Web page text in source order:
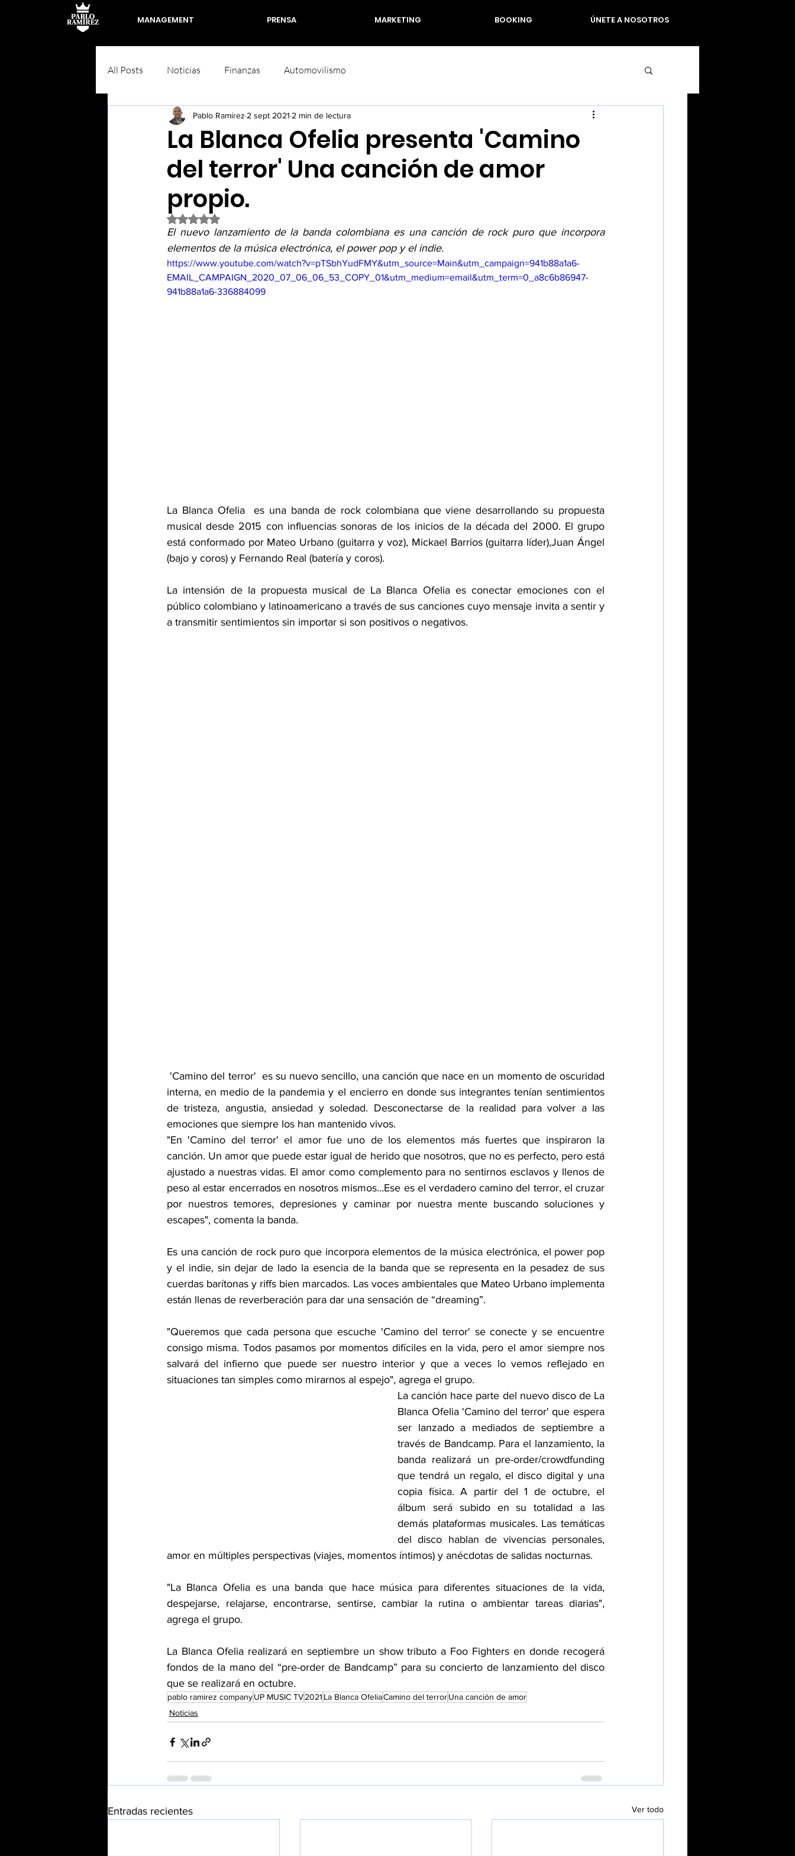
MANAGEMENT PRENSA MARKETING BOOKING ÚNETE A NOSOTROS
All Posts Noticias Finanzas Automovilismo
La Blanca Ofelia presenta 'Camino
del terror' Una canción de amor
propio.
Pablo Ramírez 2 sept 2021 2 min de lectura
Obtuvo NaN de 5 estrellas.
El nuevo lanzamiento de la banda colombiana es una canción de rock puro que incorpora
elementos de la música electrónica, el power pop y el indie.
https://www.youtube.com/watch?v=pTSbhYudFMY&utm_source=Main&utm_campaign=941b88a1a6-
EMAIL_CAMPAIGN_2020_07_06_06_53_COPY_01&utm_medium=email&utm_term=0_a8c6b86947-
941b88a1a6-336884099
La Blanca Ofelia  es una banda de rock colombiana que viene desarrollando su propuesta
musical desde 2015 con influencias sonoras de los inicios de la década del 2000. El grupo
está conformado por Mateo Urbano (guitarra y voz), Mickael Barrios (guitarra líder),Juan Ángel
(bajo y coros) y Fernando Real (batería y coros).
La intensión de la propuesta musical de La Blanca Ofelia es conectar emociones con el
público colombiano y latinoamericano a través de sus canciones cuyo mensaje invita a sentir y
a transmitir sentimientos sin importar si son positivos o negativos.
interna, en medio de la pandemia y el encierro en donde sus integrantes tenían sentimientos
de tristeza, angustia, ansiedad y soledad. Desconectarse de la realidad para volver a las
emociones que siempre los han mantenido vivos.
"En 'Camino del terror' el amor fue uno de los elementos más fuertes que inspiraron la
canción. Un amor que puede estar igual de herido que nosotros, que no es perfecto, pero está
ajustado a nuestras vidas. El amor como complemento para no sentirnos esclavos y llenos de
peso al estar encerrados en nosotros mismos…Ese es el verdadero camino del terror, el cruzar
por nuestros temores, depresiones y caminar por nuestra mente buscando soluciones y
escapes", comenta la banda.
Es una canción de rock puro que incorpora elementos de la música electrónica, el power pop
y el indie, sin dejar de lado la esencia de la banda que se representa en la pesadez de sus
cuerdas barítonas y riffs bien marcados. Las voces ambientales que Mateo Urbano implementa
están llenas de reverberación para dar una sensación de “dreaming”.
"Queremos que cada persona que escuche 'Camino del terror' se conecte y se encuentre
consigo misma. Todos pasamos por momentos difíciles en la vida, pero el amor siempre nos
salvará del infierno que puede ser nuestro interior y que a veces lo vemos reflejado en
situaciones tan simples como mirarnos al espejo", agrega el grupo.
La canción hace parte del nuevo disco de La
Blanca Ofelia 'Camino del terror' que espera
ser lanzado a mediados de septiembre a
través de Bandcamp. Para el lanzamiento, la
banda realizará un pre-order/crowdfunding
que tendrá un regalo, el disco digital y una
copia física. A partir del 1 de octubre, el
álbum será subido en su totalidad a las
demás plataformas musicales. Las temáticas
del disco hablan de vivencias personales,
amor en múltiples perspectivas (viajes, momentos íntimos) y anécdotas de salidas nocturnas.
"La Blanca Ofelia es una banda que hace música para diferentes situaciones de la vida,
despejarse, relajarse, encontrarse, sentirse, cambiar la rutina o ambientar tareas diarias",
agrega el grupo.
La Blanca Ofelia realizará en septiembre un show tributo a Foo Fighters en donde recogerá
fondos de la mano del “pre-order de Bandcamp” para su concierto de lanzamiento del disco
que se realizará en octubre.
pablo ramirez companyUP MUSIC TV2021 La Blanca OfeliaCamino del terrorUna canción de amor
Noticias
Entradas recientes Ver todo